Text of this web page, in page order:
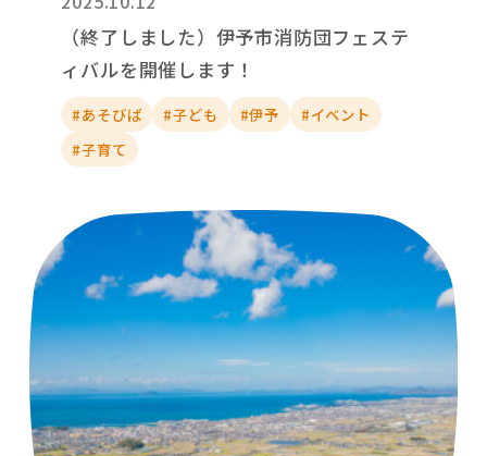
（終了しました）伊予市消防団フェステ
ィバルを開催します！
#あそびば #子ども #伊予
#イベント
#子育て